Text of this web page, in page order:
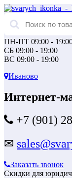
ПН-ПТ 09:00 -
СБ 09:00 - 19:00
ВС 09:00 - 19:00
Иваново
Интернет-
+7 (901)
✉
Заказать звонок
Скидки для